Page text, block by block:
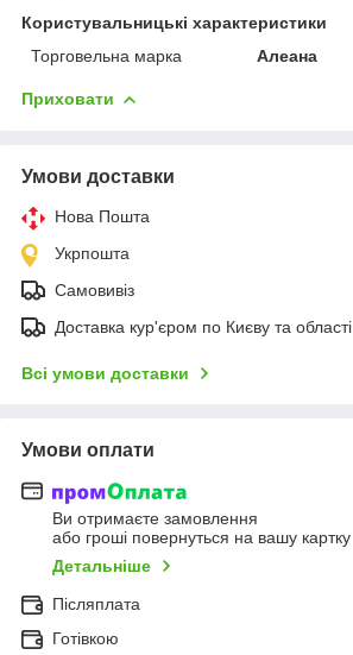
Користувальницькі характеристики
Торговельна марка
Алеана
Приховати
Умови доставки
Нова Пошта
Укрпошта
Самовивіз
Доставка кур'єром по Києву та області
Всі умови доставки
Умови оплати
Ви отримаєте замовлення
або гроші повернуться на вашу картку
Детальніше
Післяплата
Готівкою